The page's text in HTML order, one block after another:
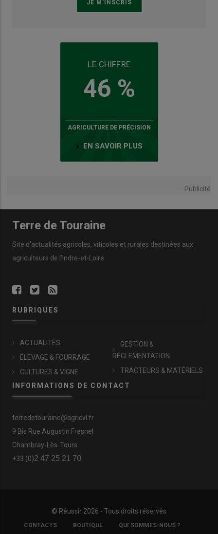
LE CHIFFRE
46 %
AGRICULTURE DE PRÉCISION
EN SAVOIR PLUS
Publicité
Terre de Touraine
Site d'actualités agricoles, viticoles et rurales destinées aux
agriculteurs de l'Indre-et-Loire.
RUBRIQUES
ACTUALITÉS
ÉLEVAGE & FOURRAGE
CULTURES & VIGNE
GESTION &
RÉGLEMENTATION
TRACTEURS & MATÉRIELS
INFORMATIONS DE CONTACT
terredetouraine@agricvl.fr
9 Bis Rue Augustin Fresnel
Chambray-Lès-Tours
+33 (0)2 47 25 21 70
© Réussir 2026 - Tous droits réservés
FOOTER
COPYRIGHT
CONTACTS BOUTIQUE QUI SOMMES-NOUS ?